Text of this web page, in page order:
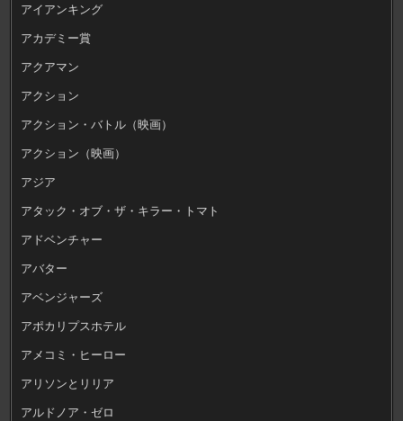
アイアンキング
アカデミー賞
アクアマン
アクション
アクション・バトル（映画）
アクション（映画）
アジア
アタック・オブ・ザ・キラー・トマト
アドベンチャー
アバター
アベンジャーズ
アポカリプスホテル
アメコミ・ヒーロー
アリソンとリリア
アルドノア・ゼロ